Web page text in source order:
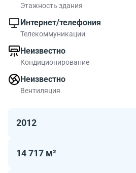
м², Наземная без технического
наземная без технического
Наружные стены - монолитные,
парковка - 3 м/м.
Этажность здания
Интернет/телефония
Телекоммуникации
Неизвестно
Кондиционирование
Неизвестно
Вентиляция
2012
14 717 м²